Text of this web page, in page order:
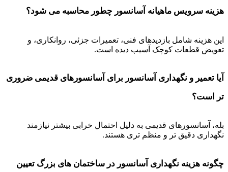
هزینه سرویس ماهیانه آسانسور چطور محاسبه می شود؟
این هزینه شامل بازدیدهای فنی، تعمیرات جزئی، روانکاری، و
تعویض قطعات کوچک آسیب دیده است.
آیا تعمیر و نگهداری آسانسور برای آسانسورهای قدیمی ضروری
تر است؟
بله، آسانسورهای قدیمی به دلیل احتمال خرابی بیشتر نیازمند
نگهداری دقیق تر و منظم تری هستند.
چگونه هزینه نگهداری آسانسور در ساختمان های بزرگ تعیین